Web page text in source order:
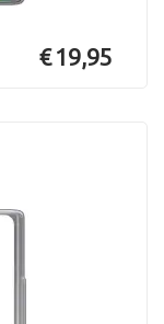
€ 19,95